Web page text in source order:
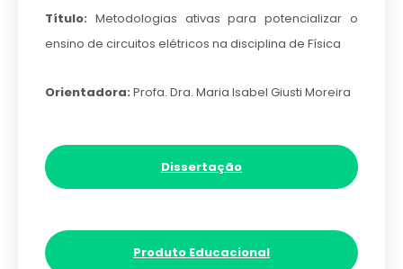
Título: Metodologias ativas para potencializar o
ensino de circuitos elétricos na disciplina de Física
Orientadora: Profa. Dra. Maria Isabel Giusti Moreira
Dissertação
Produto Educacional